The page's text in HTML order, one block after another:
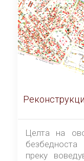
Целта на
преку